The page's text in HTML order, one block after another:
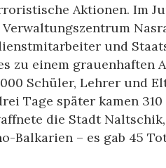
Aktionen. Im
und
zu einem grauenhaften
Schüler, Lehrer und
Tage später kamen 310
die Stadt
Balkarien – es gab 45